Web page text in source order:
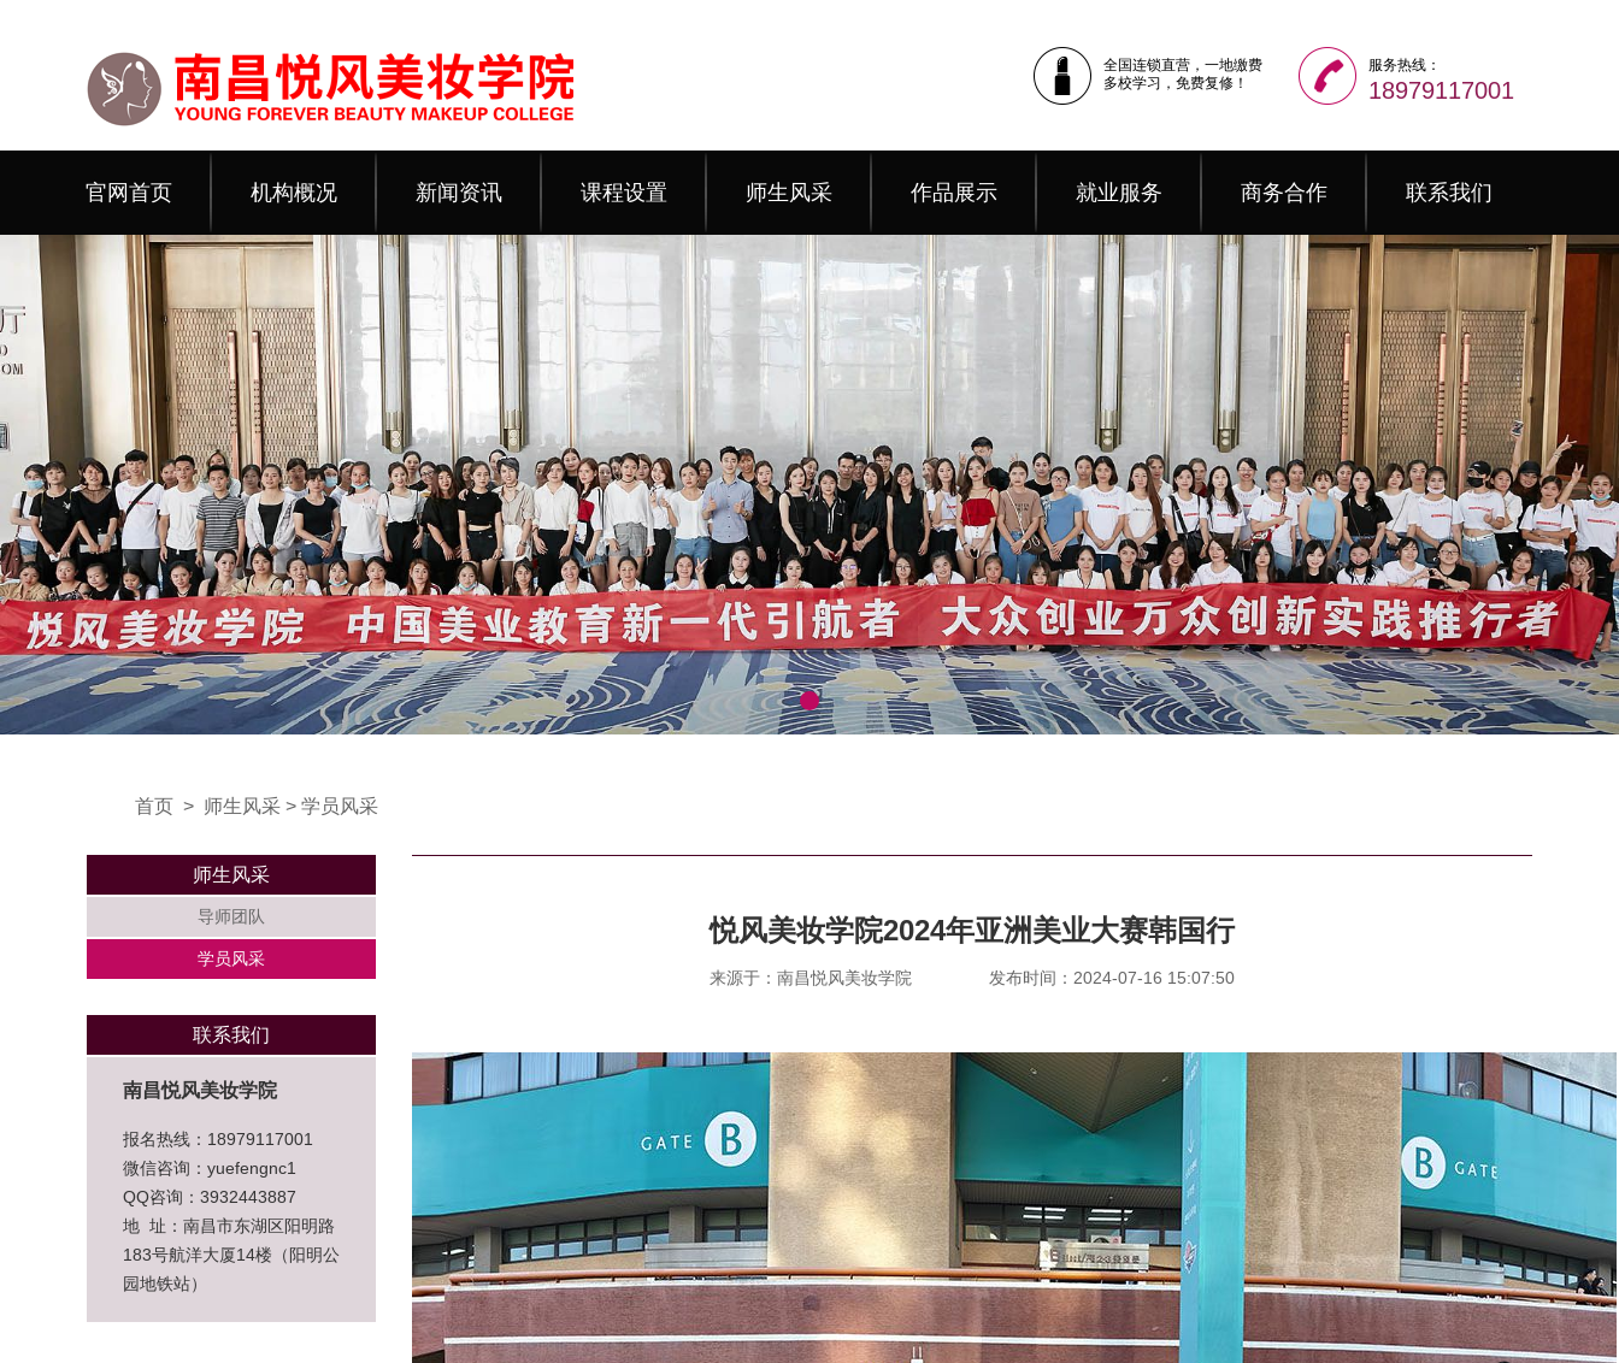
全国连锁直营，一地缴费
多校学习，免费复修！
服务热线：
18979117001
官网首页 机构概况 新闻资讯 课程设置 师生风采 作品展示 就业服务 商务合作 联系我们
首页 > 师生风采 > 学员风采
师生风采
导师团队
学员风采
联系我们
南昌悦风美妆学院
报名热线：18979117001
微信咨询：yuefengnc1
QQ咨询：3932443887
地 址：南昌市东湖区阳明路
183号航洋大厦14楼（阳明公
园地铁站）
悦风美妆学院2024年亚洲美业大赛韩国行
来源于：南昌悦风美妆学院 发布时间：2024-07-16 15:07:50